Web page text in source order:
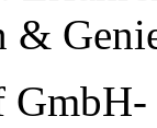
&
GmbH-